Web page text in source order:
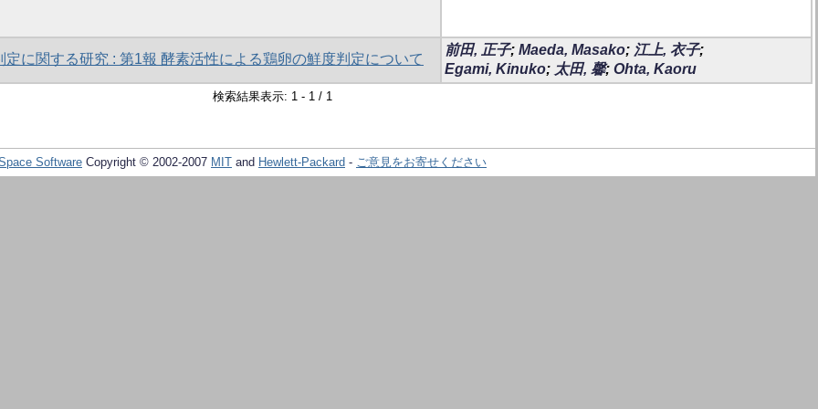
定に関する研究 : 第1報 酵素活性による鶏卵の鮮度判定について
前田, 正子; Maeda, Masako; 江上, 衣子;
Egami, Kinuko; 太田, 馨; Ohta, Kaoru
検索結果表示: 1 - 1 / 1
Software Copyright © 2002-2007 MIT and Hewlett-Packard - ご意見をお寄せください